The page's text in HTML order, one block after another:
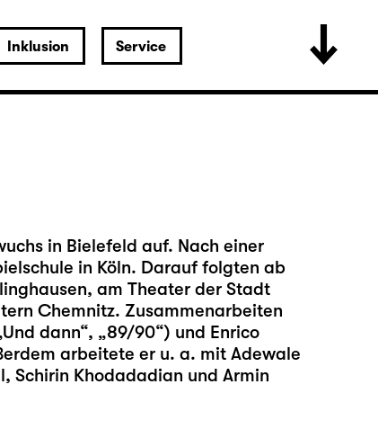
Inklusion Service
in Bielefeld auf. Nach einer
in Köln. Darauf folgten ab
am Theater der Stadt
Chemnitz. Zusammenarbeiten
dann“, „89/90“) und Enrico
arbeitete er u. a. mit Adewale
Schirin Khodadadian und Armin